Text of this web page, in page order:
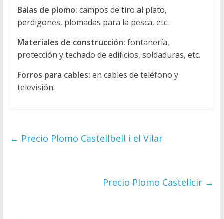
Balas de plomo: campos de tiro al plato,
perdigones, plomadas para la pesca, etc.
Materiales de construcción: fontanería,
protección y techado de edificios, soldaduras, etc.
Forros para cables: en cables de teléfono y
televisión.
← Precio Plomo Castellbell i el Vilar
Precio Plomo Castellcir →